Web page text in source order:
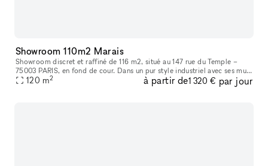
Showroom 110m2 Marais
Showroom discret et raffiné de 116 m2, situé au 147 rue du Temple –
75003 PARIS, en fond de cour. Dans un pur style industriel avec ses murs
blancs et son sol en béton, il bénéficie d’une lumière du
120 m2 à partir de1 320 € par jour